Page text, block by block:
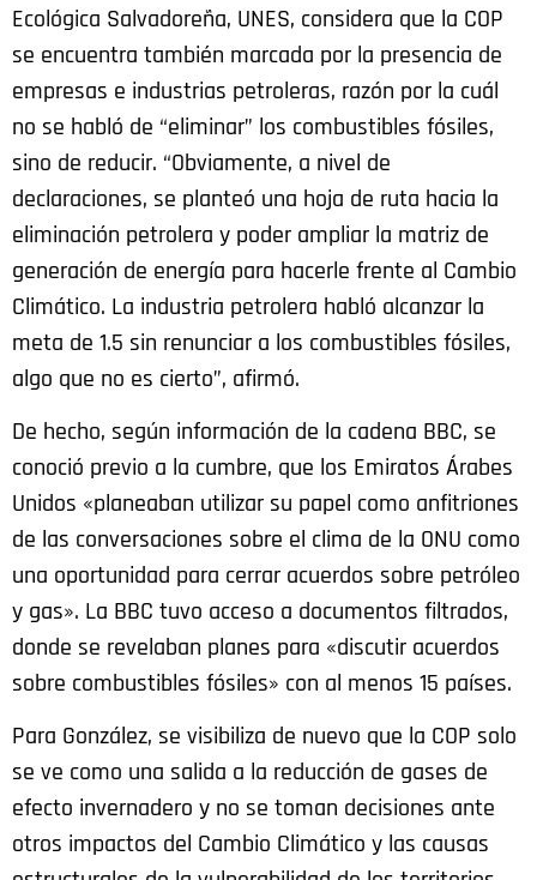
Ecológica Salvadoreña, UNES, considera que la COP
se encuentra también marcada por la presencia de
empresas e industrias petroleras, razón por la cuál
no se habló de “eliminar” los combustibles fósiles,
sino de reducir. “Obviamente, a nivel de
declaraciones, se planteó una hoja de ruta hacia la
eliminación petrolera y poder ampliar la matriz de
generación de energía para hacerle frente al Cambio
Climático. La industria petrolera habló alcanzar la
meta de 1.5 sin renunciar a los combustibles fósiles,
algo que no es cierto”, afirmó.
De hecho, según información de la cadena BBC, se
conoció previo a la cumbre, que los Emiratos Árabes
Unidos «planeaban utilizar su papel como anfitriones
de las conversaciones sobre el clima de la ONU como
una oportunidad para cerrar acuerdos sobre petróleo
y gas». La BBC tuvo acceso a documentos filtrados,
donde se revelaban planes para «discutir acuerdos
sobre combustibles fósiles» con al menos 15 países.
Para González, se visibiliza de nuevo que la COP solo
se ve como una salida a la reducción de gases de
efecto invernadero y no se toman decisiones ante
otros impactos del Cambio Climático y las causas